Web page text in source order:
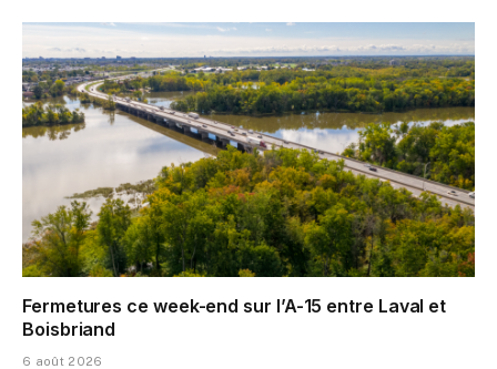
Fermetures ce week-end sur l’A-15 entre Laval et
Boisbriand
6 août 2026